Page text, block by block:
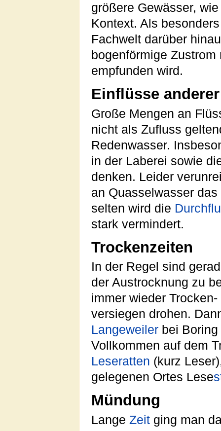
größere Gewässer,
Kontext. Als
Fachwelt darüber
bogenförmige
empfunden wird.
Einflüsse
Große Mengen an
nicht als Zufluss
Redenwasser.
in der Laberei sowie
denken. Leider
an Quasselwasser
selten wird die
stark vermindert.
Trockenzeiten
In der Regel sind
der Austrocknung zu
immer wieder
versiegen drohen.
Langeweiler bei
Vollkommen auf dem
Leseratten (kurz
gelegenen Ortes Lese
Mündung
Lange Zeit ging man